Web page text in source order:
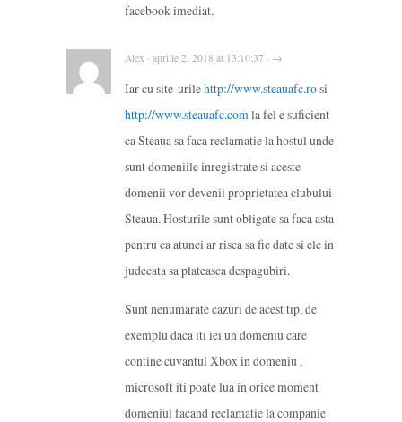
facebook imediat.
Alex · aprilie 2, 2018 at 13:10:37 · →
Iar cu site-urilehttp://www.steauafc.rosi
http://www.steauafc.comla fel e suficient
ca Steaua sa faca reclamatie la hostul unde
sunt domeniile inregistrate si aceste
domenii vor devenii proprietatea clubului
Steaua. Hosturile sunt obligate sa faca asta
pentru ca atunci ar risca sa fie date si ele in
judecata sa plateasca despagubiri.
Sunt nenumarate cazuri de acest tip, de
exemplu daca iti iei un domeniu care
contine cuvantul Xbox in domeniu ,
microsoft iti poate lua in orice moment
domeniul facand reclamatie la companie